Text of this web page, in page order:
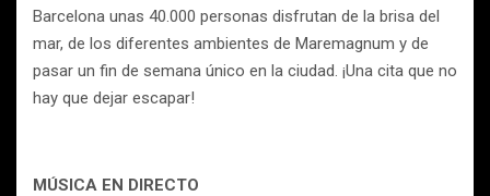
Barcelona unas 40.000 personas disfrutan de la brisa del
mar, de los diferentes ambientes de Maremagnum y de
pasar un fin de semana único en la ciudad. ¡Una cita que no
hay que dejar escapar!
MÚSICA EN DIRECTO